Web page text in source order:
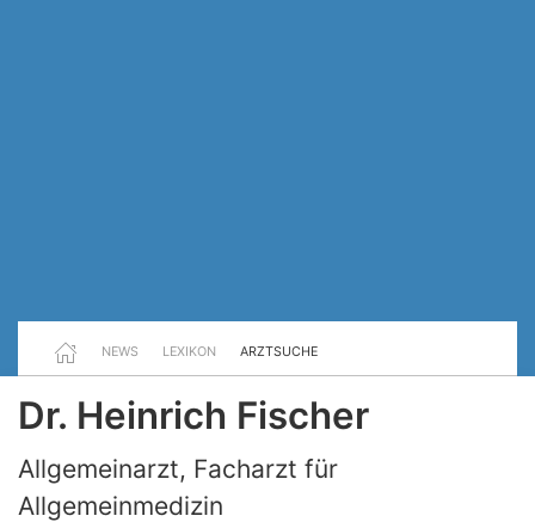
NEWS LEXIKON ARZTSUCHE
Dr. Heinrich Fischer
Allgemeinarzt, Facharzt für
Allgemeinmedizin